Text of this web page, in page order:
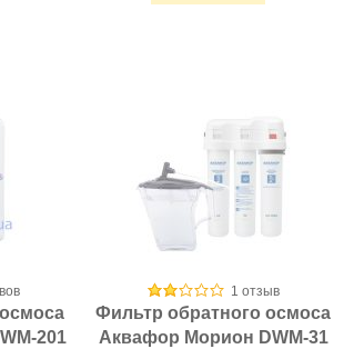
201
1 отзыв
Фильтр обратного осмоса
Аквафор Морион DWM-31